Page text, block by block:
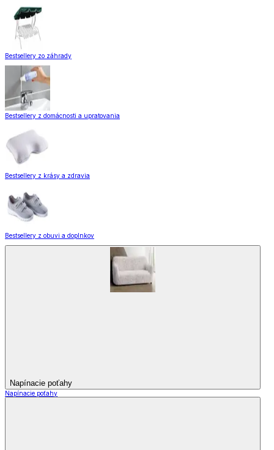
Bestsellery zo záhrady
Bestsellery z domácnosti a upratovania
Bestsellery z krásy a zdravia
Bestsellery z obuvi a doplnkov
Napínacie poťahy
Napínacie poťahy